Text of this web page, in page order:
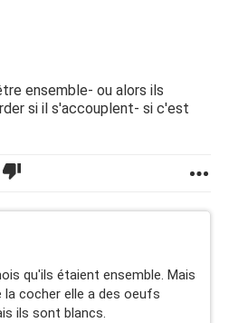
ensemble- ou alors ils
si il s'accouplent- si c'est
qu'ils étaient ensemble. Mais
cocher elle a des oeufs
ils sont blancs.